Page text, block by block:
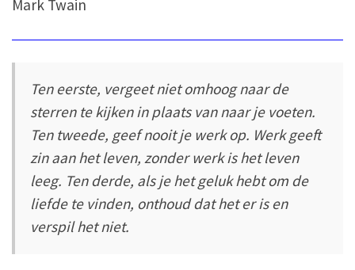
Mark Twain
Ten eerste, vergeet niet omhoog naar de
sterren te kijken in plaats van naar je voeten.
Ten tweede, geef nooit je werk op. Werk geeft
zin aan het leven, zonder werk is het leven
leeg. Ten derde, als je het geluk hebt om de
liefde te vinden, onthoud dat het er is en
verspil het niet.